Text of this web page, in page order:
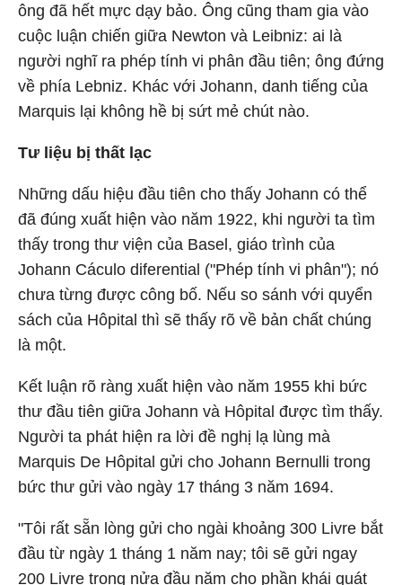
ông đã hết mực dạy bảo. Ông cũng tham gia vào
cuộc luận chiến giữa Newton và Leibniz: ai là
người nghĩ ra phép tính vi phân đầu tiên; ông đứng
về phía Lebniz. Khác với Johann, danh tiếng của
Marquis lại không hề bị sứt mẻ chút nào.
Tư liệu bị thất lạc
Những dấu hiệu đầu tiên cho thấy Johann có thể
đã đúng xuất hiện vào năm 1922, khi người ta tìm
thấy trong thư viện của Basel, giáo trình của
Johann Cáculo diferential ("Phép tính vi phân"); nó
chưa từng được công bố. Nếu so sánh với quyển
sách của Hôpital thì sẽ thấy rõ về bản chất chúng
là một.
Kết luận rõ ràng xuất hiện vào năm 1955 khi bức
thư đầu tiên giữa Johann và Hôpital được tìm thấy.
Người ta phát hiện ra lời đề nghị lạ lùng mà
Marquis De Hôpital gửi cho Johann Bernulli trong
bức thư gửi vào ngày 17 tháng 3 năm 1694.
"Tôi rất sẵn lòng gửi cho ngài khoảng 300 Livre bắt
đầu từ ngày 1 tháng 1 năm nay; tôi sẽ gửi ngay
200 Livre trong nửa đầu năm cho phần khái quát